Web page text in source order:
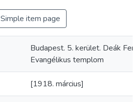
Simple item page
Budapest. 5. kerület. Deák
Evangélikus templom
[1918. március]